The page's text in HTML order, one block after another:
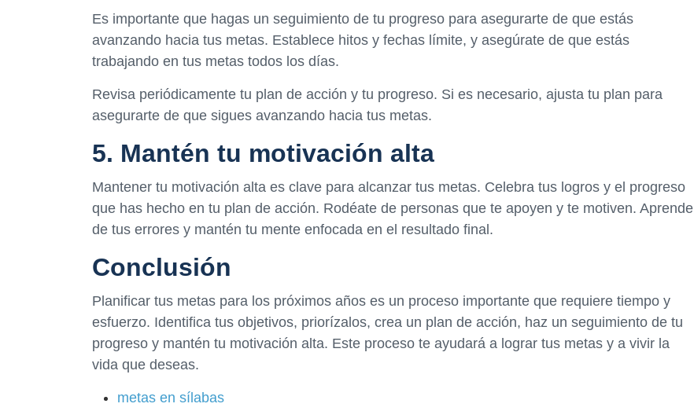
Es importante que hagas un seguimiento de tu progreso para asegurarte de que estás
avanzando hacia tus metas. Establece hitos y fechas límite, y asegúrate de que estás
trabajando en tus metas todos los días.
Revisa periódicamente tu plan de acción y tu progreso. Si es necesario, ajusta tu plan para
asegurarte de que sigues avanzando hacia tus metas.
5. Mantén tu motivación alta
Mantener tu motivación alta es clave para alcanzar tus metas. Celebra tus logros y el progreso
que has hecho en tu plan de acción. Rodéate de personas que te apoyen y te motiven. Aprende
de tus errores y mantén tu mente enfocada en el resultado final.
Conclusión
Planificar tus metas para los próximos años es un proceso importante que requiere tiempo y
esfuerzo. Identifica tus objetivos, priorízalos, crea un plan de acción, haz un seguimiento de tu
progreso y mantén tu motivación alta. Este proceso te ayudará a lograr tus metas y a vivir la
vida que deseas.
metas en sílabas